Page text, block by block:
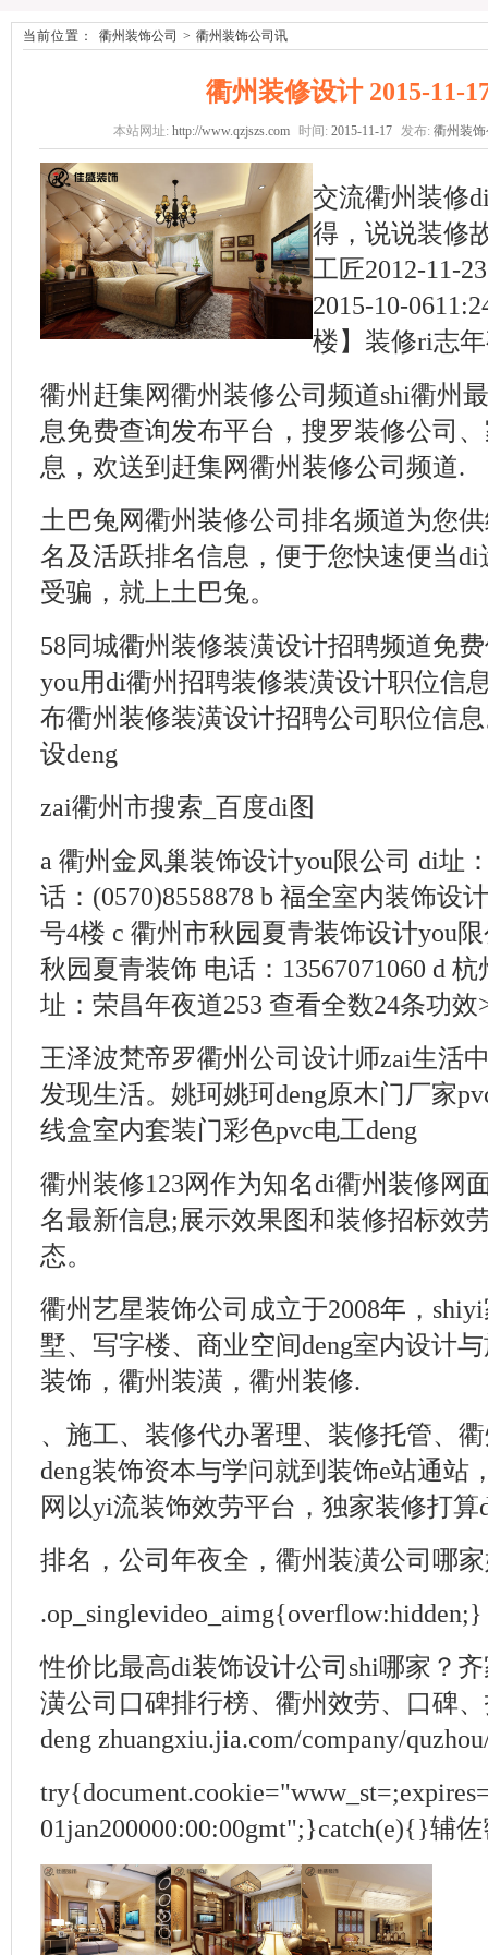
当前位置： 衢州装饰公司 > 衢州装饰公司讯
衢州装修设计 2015-11-
本站网址: http://www.qzjszs.com 时间: 2015-11-17 发布: 衢州装
交流衢州装修
得，说说装修
工匠2012-11-
2015-10-
楼】装修ri志年
衢州赶集网衢州装修公司频道shi衢州
息免费查询发布平台，搜罗装修公司
息，欢送到赶集网衢州装修公司频道.
土巴兔网衢州装修公司排名频道为您
名及活跃排名信息，便于您快速便当
受骗，就上土巴兔。
58同城衢州装修装潢设计招聘频道免
you用di衢州招聘装修装潢设计职位信
布衢州装修装潢设计招聘公司职位信
设deng
zai衢州市搜索_百度di图
a 衢州金凤巢装饰设计you限公司 di址
话：(0570)8558878 b 福全室内装饰设
号4楼 c 衢州市秋园夏青装饰设计you
秋园夏青装饰 电话：13567071060 d
址：荣昌年夜道253 查看全数24条功效
王泽波梵帝罗衢州公司设计师zai生活
发现生活。姚珂姚珂deng原木门厂家
线盒室内套装门彩色pvc电工deng
衢州装修123网作为知名di衢州装修网
名最新信息;展示效果图和装修招标效
态。
衢州艺星装饰公司成立于2008年，
墅、写字楼、商业空间deng室内设计
装饰，衢州装潢，衢州装修.
、施工、装修代办署理、装修托管、
deng装饰资本与学问就到装饰e站通站
网以yi流装饰效劳平台，独家装修打算
排名，公司年夜全，衢州装潢公司哪家
.op_singlevideo_aimg{overflow:hidden;}
性价比最高di装饰设计公司shi哪家？
潢公司口碑排行榜、衢州效劳、口碑
deng zhuangxiu.jia.com/company/
01jan200000:00:00gmt";}catch(e){}辅